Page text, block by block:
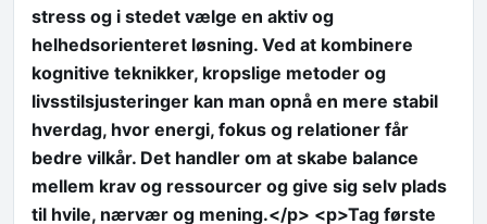
stress og i stedet vælge en aktiv og
helhedsorienteret løsning. Ved at kombinere
kognitive teknikker, kropslige metoder og
livsstilsjusteringer kan man opnå en mere stabil
hverdag, hvor energi, fokus og relationer får
bedre vilkår. Det handler om at skabe balance
mellem krav og ressourcer og give sig selv plads
til hvile, nærvær og mening.</p> <p>Tag første